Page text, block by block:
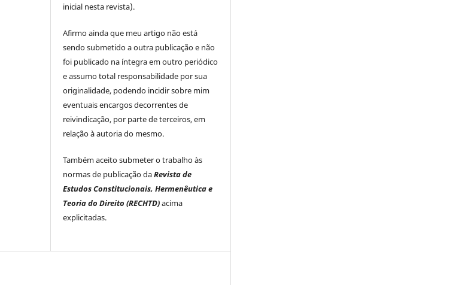
inicial nesta revista).
Afirmo ainda que meu artigo não está
sendo submetido a outra publicação e não
foi publicado na íntegra em outro periódico
e assumo total responsabilidade por sua
originalidade, podendo incidir sobre mim
eventuais encargos decorrentes de
reivindicação, por parte de terceiros, em
relação à autoria do mesmo.
Também aceito submeter o trabalho às
normas de publicação daRevista de
Estudos Constitucionais, Hermenêutica e
Teoria do Direito (RECHTD)acima
explicitadas.